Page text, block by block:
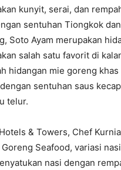
kunyit, serai, dan
sentuhan Tiongkok
Soto Ayam merupakan
salah satu favorit di
hidangan mie goreng
sentuhan saus
telur.
& Towers, Chef
Seafood, variasi
nasi dengan